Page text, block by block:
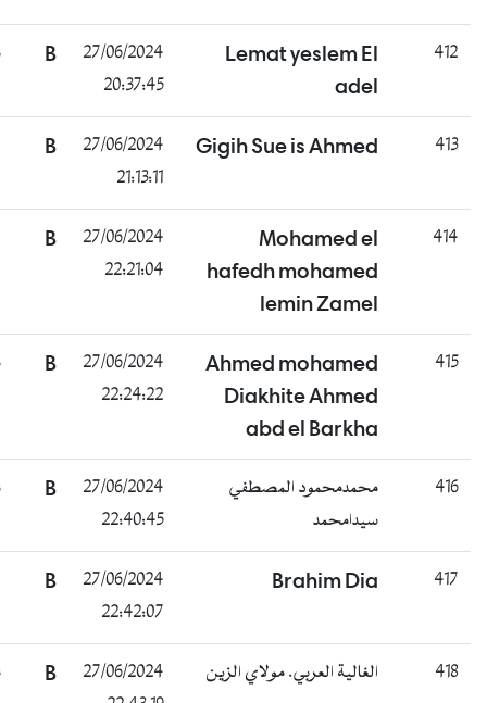
Lemat yeslem El
27/06/2024
20:37:45
B ناجح
Gigih Sue is Ahmed
27/06/2024
B غائب
Mohamed el
hafedh mohamed
lemin Zamel
27/06/2024
22:21:04
B غائب
Ahmed mohamed
Diakhite Ahmed
abd el Barkha
27/06/2024
22:24:22
B ناجح
محمدمحمود المصطفي
سيدامحمد
27/06/2024
22:40:45
B ناجح
Brahim Dia
27/06/2024
22:42:07
B غائب
الغالية العربي. مولاي الزين
27/06/2024
B ناجح